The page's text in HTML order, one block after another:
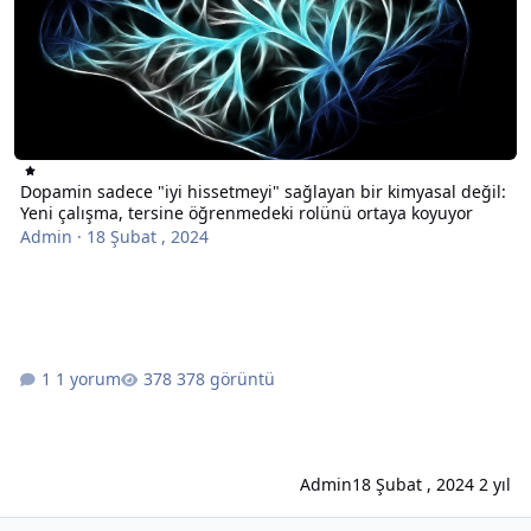
Dopamin sadece "iyi hissetmeyi" sağlayan bir kimyasal değil:
Yeni çalışma, tersine öğrenmedeki rolünü ortaya koyuyor
Admin · 18 Şubat , 2024
1 yorum 378 görüntü
Admin18 Şubat , 20242 yıl